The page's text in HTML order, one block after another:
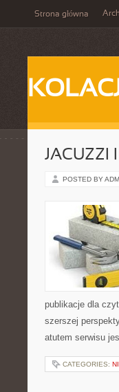
Strona główna
JACUZZI
POSTED BY
publikacje dla
szerszej
atutem serwisu
CATEGORIES: